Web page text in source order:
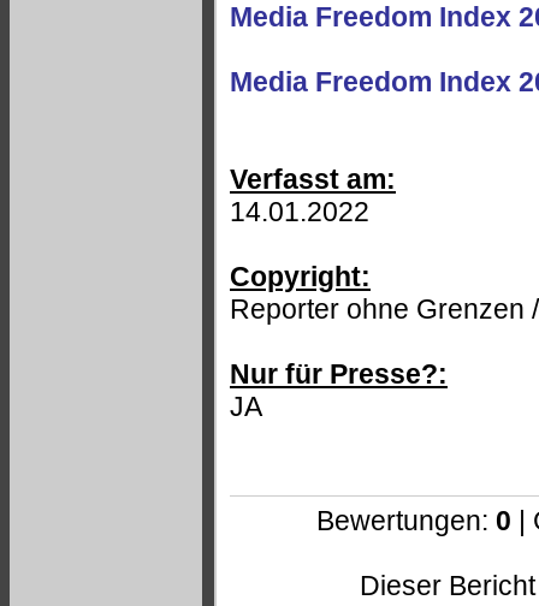
Media Freedom Index
Media Freedom Index
Verfasst am:
14.01.2022
Copyright:
Reporter ohne Grenzen
Nur für Presse?:
JA
Bewertungen: 0 |
Dieser